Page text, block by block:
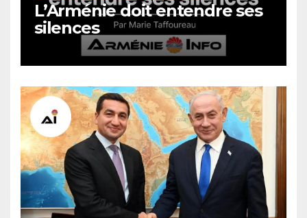
L’Arménie doit entendre ses
silences